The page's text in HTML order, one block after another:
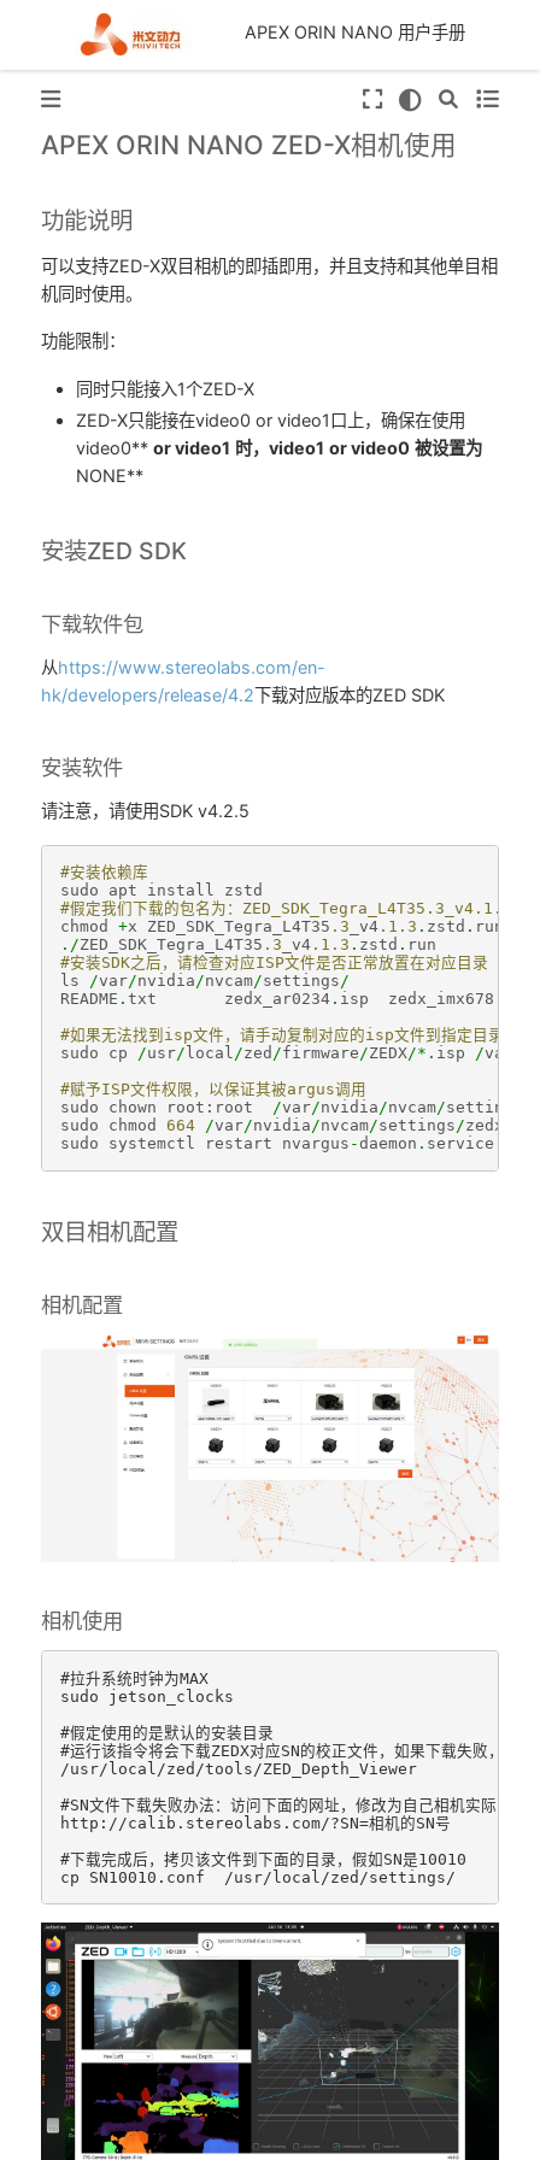
APEX ORIN NANO 用户手册
APEX ORIN NANO ZED-X相机使用
功能说明
可以支持ZED-X双目相机的即插即用，并且支持和其他单目相
机同时使用。
功能限制：
同时只能接入1个ZED-X
ZED-X只能接在video0 or video1口上，确保在使用
video0**or video1 时，video1 or video0 被设置为
NONE**
安装ZED SDK
下载软件包
从https://www.stereolabs.com/en-
hk/developers/release/4.2下载对应版本的ZED SDK
安装软件
请注意，请使用SDK v4.2.5
#安装依赖库
sudo
apt install
zstd
#假定我们下载的包名为：
chmod
+x ZED_SDK_Tegra_L4T35 .3 _v4.1.3 . zstd . run
./ZED_SDK_Tegra_L4T35 .3 _v4.1.3 . zstd . run
#安装SDK之后，请检查对应ISP文件是否正常放置在对应目录
ls
/var/nvidia/nvcam/settings/
README . txt zedx_ar0234. isp zedx_imx678
#如果无法找到isp文件，请手动复制对应的isp文件到指定目录下
sudo
cp /usr/ local/zed /firmware/ZEDX/*. isp /var
#赋予ISP文件权限，以保证其被argus调用
sudo
chown root : root /var/nvidia/nvcam/settings
sudo
chmod 664 /var/nvidia/nvcam/settings/
sudo
systemctl restart nvargus -daemon . service
双目相机配置
相机配置
相机使用
#拉升系统时钟为MAX
sudo jetson_clocks
#假定使用的是默认的安装目录
#运行该指令将会下载ZEDX对应SN的校正文件，如果下载失败，会
/usr/local/zed/tools/ZED_Depth_Viewer
#SN文件下载失败办法：访问下面的网址，修改为自己相机实际的SN
http://calib.stereolabs.com/?SN=相机的SN号
#下载完成后，拷贝该文件到下面的目录，假如SN是10010